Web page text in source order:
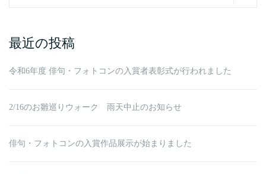
最近の投稿
令和6年度 俳句・フォトコンの入賞者表彰式が行われました
2/16のお雛巡りウォーク 雨天中止のお知らせ
俳句・フォトコンの入賞作品展示が始まりました